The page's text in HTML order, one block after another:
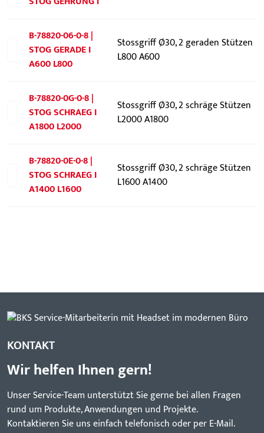
B-78820-06-0-8 |
STOG GERADE I
A600 L800
Stossgriff Ø30, 2 geraden Stützen
L800 A600
B-78820-0G-0-8 |
STOG SCHRAEG I
A1800 L2000
Stossgriff Ø30, 2 schräge Stützen
L2000 A1800
B-78820-0E-0-8 |
STOG SCHRAEG I
A1400 L1600
Stossgriff Ø30, 2 schräge Stützen
L1600 A1400
KONTAKT
Wir helfen Ihnen gern!
Unser Service-Team unterstützt Sie gerne bei allen Fragen
rund um Produkte, Anwendungen und Projekte.
Kontaktieren Sie uns einfach telefonisch oder per E-Mail.